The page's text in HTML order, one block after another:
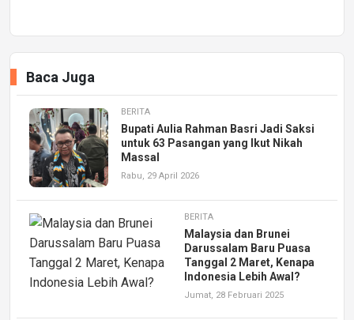
Baca Juga
BERITA
Bupati Aulia Rahman Basri Jadi Saksi
untuk 63 Pasangan yang Ikut Nikah
Massal
Rabu, 29 April 2026
BERITA
Malaysia dan Brunei
Darussalam Baru Puasa
Tanggal 2 Maret, Kenapa
Indonesia Lebih Awal?
Jumat, 28 Februari 2025